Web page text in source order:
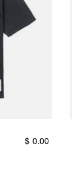
$ 0.00